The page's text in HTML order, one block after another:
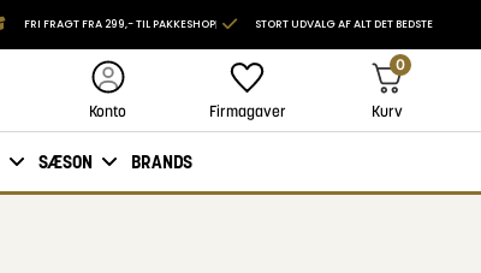
FRI FRAGT FRA 299,- TIL PAKKESHOP STORT UDVALG AF ALT DET BEDSTE
Konto Firmagaver
0
Kurv
SÆSON BRANDS